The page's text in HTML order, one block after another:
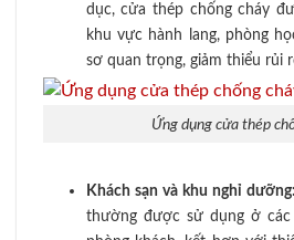
dục, cửa thép chống cháy
khu vực hành lang, phòng
sơ quan trọng, giảm thiểu rủi
Ứng dụng cửa thép
Khách sạn và khu nghỉ dưỡng:
thường được sử dụng ở các